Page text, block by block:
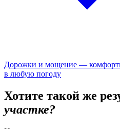
Дорожки и мощение —
в любую погоду
Хотите такой же
участке?